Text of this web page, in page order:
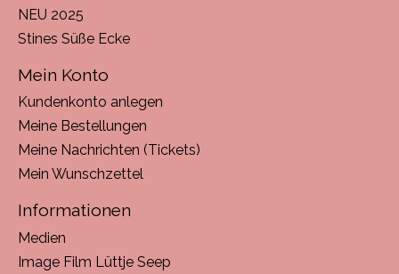
NEU 2025
Stines Süße Ecke
Mein Konto
Kundenkonto anlegen
Meine Bestellungen
Meine Nachrichten (Tickets)
Mein Wunschzettel
Informationen
Medien
Image Film Lüttje Seep